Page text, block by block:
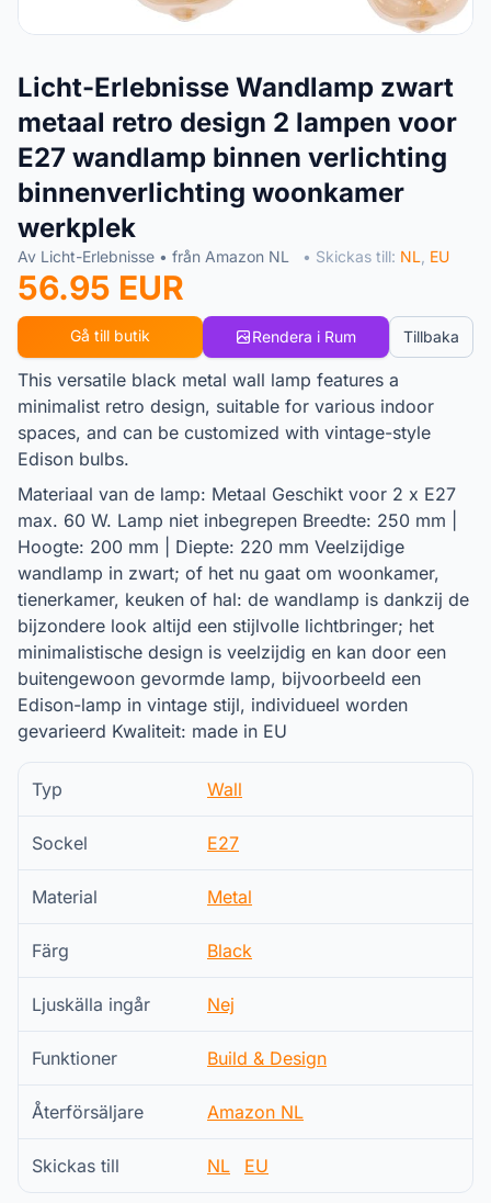
Licht-Erlebnisse Wandlamp zwart
metaal retro design 2 lampen voor
E27 wandlamp binnen verlichting
binnenverlichting woonkamer
werkplek
Av Licht-Erlebnisse • från Amazon NL • Skickas till: NL EU
56.95 EUR
Gå till butik Rendera i Rum Tillbaka
This versatile black metal wall lamp features a
minimalist retro design, suitable for various indoor
spaces, and can be customized with vintage-style
Edison bulbs.
Materiaal van de lamp: Metaal Geschikt voor 2 x E27
max. 60 W. Lamp niet inbegrepen Breedte: 250 mm |
Hoogte: 200 mm | Diepte: 220 mm Veelzijdige
wandlamp in zwart; of het nu gaat om woonkamer,
tienerkamer, keuken of hal: de wandlamp is dankzij de
bijzondere look altijd een stijlvolle lichtbringer; het
minimalistische design is veelzijdig en kan door een
buitengewoon gevormde lamp, bijvoorbeeld een
Edison-lamp in vintage stijl, individueel worden
gevarieerd Kwaliteit: made in EU
Typ Wall
Sockel E27
Material Metal
Färg Black
Ljuskälla ingår Nej
Funktioner Build & Design
Återförsäljare Amazon NL
Skickas till NL EU